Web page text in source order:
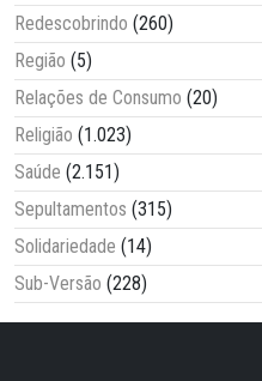
Redescobrindo (260)
Região (5)
Relações de Consumo (20)
Religião (1.023)
Saúde (2.151)
Sepultamentos (315)
Solidariedade (14)
Sub-Versão (228)